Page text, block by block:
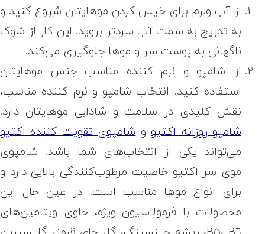
از آب ولرم برای خیس کردن موهایتان شروع کنید و
به تدریج به سمت آب سردتر بروید. این کار از شوک
ناگهانی به پوست سر و موها جلوگیری می‌کند.
از شامپو و نرم کننده مناسب جنس موهایتان
استفاده کنید. انتخاب شامپو و نرم کننده مناسب،
نقش کلیدی در سلامت و شادابی موهایتان دارد.
شامپو روزانه اکتیووشامپوی تقویت کننده اکتیو
می‌تواند یکی از انتخاب‌های شما باشد. شامپوی
موی سر اکتیو خاصیت مرطوب‌کنندگی بالایی دارد و
برای انواع موها مناسب است. در عین حال این
محصولات با فرمولاسیون ویژه، حاوی ویتامین‌های